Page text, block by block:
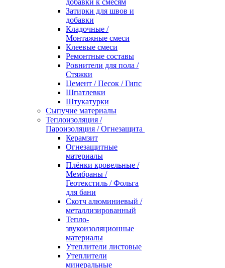
добавки к смесям
Затирки для швов и
добавки
Кладочные /
Монтажные смеси
Клеевые смеси
Ремонтные составы
Ровнители для пола /
Стяжки
Цемент / Песок / Гипс
Шпатлевки
Штукатурки
Сыпучие материалы
Теплоизоляция /
Пароизоляция / Огнезащита
Керамзит
Огнезащитные
материалы
Плёнки кровельные /
Мембраны /
Геотекстиль / Фольга
для бани
Скотч алюминиевый /
металлизированный
Тепло-
звукоизоляционные
материалы
Утеплители листовые
Утеплители
минеральные